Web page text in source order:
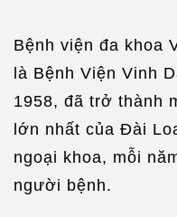
Bệnh viện đa khoa
là Bệnh Viện Vinh
1958, đã trở thành
lớn nhất của Đài
ngoại khoa, mỗi
người bệnh.